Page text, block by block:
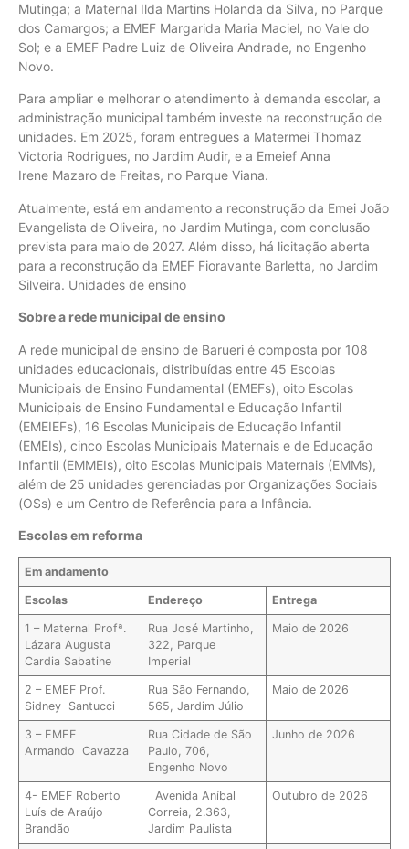
Mutinga; a Maternal Ilda Martins Holanda da Silva, no Parque
dos Camargos; a EMEF Margarida Maria Maciel, no Vale do
Sol; e a EMEF Padre Luiz de Oliveira Andrade, no Engenho
Novo.
Para ampliar e melhorar o atendimento à demanda escolar, a
administração municipal também investe na reconstrução de
unidades. Em 2025, foram entregues a Matermei Thomaz
Victoria Rodrigues, no Jardim Audir, e a Emeief Anna
Irene Mazaro de Freitas, no Parque Viana.
Atualmente, está em andamento a reconstrução da Emei João
Evangelista de Oliveira, no Jardim Mutinga, com conclusão
prevista para maio de 2027. Além disso, há licitação aberta
para a reconstrução da EMEF Fioravante Barletta, no Jardim
Silveira. Unidades de ensino
Sobre a rede municipal de ensino
A rede municipal de ensino de Barueri é composta por 108
unidades educacionais, distribuídas entre 45 Escolas
Municipais de Ensino Fundamental (EMEFs), oito Escolas
Municipais de Ensino Fundamental e Educação Infantil
(EMEIEFs), 16 Escolas Municipais de Educação Infantil
(EMEIs), cinco Escolas Municipais Maternais e de Educação
Infantil (EMMEIs), oito Escolas Municipais Maternais (EMMs),
além de 25 unidades gerenciadas por Organizações Sociais
(OSs) e um Centro de Referência para a Infância.
Escolas em reforma
Em andamento
Escolas Endereço Entrega
1 – Maternal Profª.
Lázara Augusta
Cardia Sabatine
Rua José Martinho,
322, Parque
Imperial
Maio de 2026
2 – EMEF Prof.
Sidney Santucci
Rua São Fernando,
565, Jardim Júlio
Maio de 2026
3 – EMEF
Armando Cavazza
Rua Cidade de São
Paulo, 706,
Engenho Novo
Junho de 2026
4- EMEF Roberto
Luís de Araújo
Brandão
Avenida Aníbal
Correia, 2.363,
Jardim Paulista
Outubro de 2026